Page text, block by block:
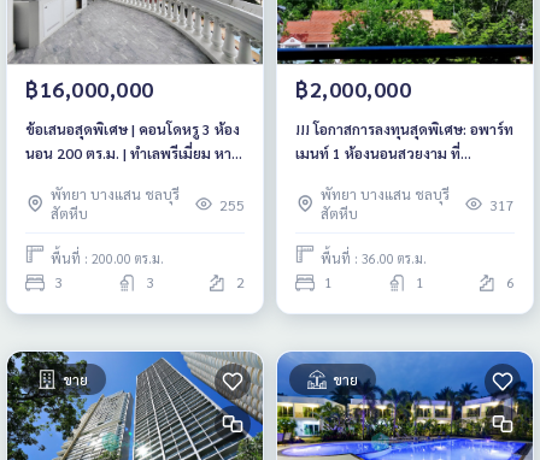
฿16,000,000
ข้อเสนอสุดพิเศษ | คอนโดหรู 3 ห้อง
นอน 200 ตร.ม. | ทำเลพรีเมี่ยม หาด
พัทยา บางแสน ชลบุรี
สัตหีบ
255
พื้นที่ : 200.00 ตร.ม.
3 3 2
฿2,000,000
!!! โอกาสการลงทุนสุดพิเศษ: อพาร์ท
เมนท์ 1 ห้องนอนสวยงาม ที่
จอมเทียน พัทยา
พัทยา บางแสน ชลบุรี
สัตหีบ
317
พื้นที่ : 36.00 ตร.ม.
1 1 6
ขาย ขาย